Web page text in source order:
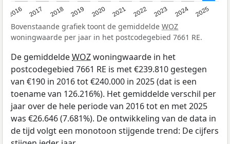
2016 2017 2018 2019 2020 2021 2022 2023 2024 2025
Bovenstaande grafiek toont de gemiddelde WOZ
woningwaarde per jaar in het postcodegebied 7661 RE.
De gemiddeldeWOZwoningwaarde in het
postcodegebied 7661 RE is met €239.810 gestegen
van €190 in 2016 tot €240.000 in 2025 (dat is een
toename van 126.216%). Het gemiddelde verschil per
jaar over de hele periode van 2016 tot en met 2025
was €26.646 (7.681%). De ontwikkeling van de data in
de tijd volgt een monotoon stijgende trend: De cijfers